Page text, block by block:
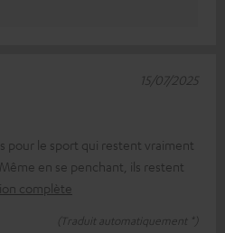
pour le sport qui restent vraiment
en se penchant, ils restent
complète
(Traduit automatiquement *)
15/07/2025